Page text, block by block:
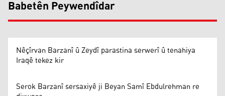
Babetên Peywendîdar
Nêçîrvan Barzanî û Zeydî parastina serwerî û tenahiya
Iraqê tekez kir
Serok Barzanî sersaxiyê ji Beyan Samî Ebdulrehman re